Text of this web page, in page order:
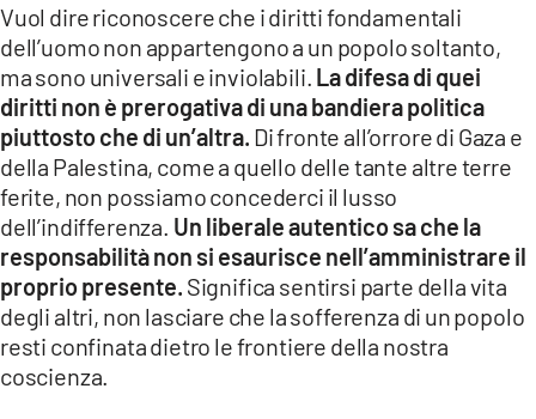
LACAPITALENEWS.IT
App
ANDROID
APPLE
Vuol dire riconoscere che i diritti fondamentali
dell’uomo non appartengono a un popolo soltanto,
ma sono universali e inviolabili. La difesa di quei
diritti non è prerogativa di una bandiera politica
piuttosto che di un’altra. Di fronte all’orrore di Gaza e
della Palestina, come a quello delle tante altre terre
ferite, non possiamo concederci il lusso
dell’indifferenza. Un liberale autentico sa che la
responsabilità non si esaurisce nell’amministrare il
proprio presente. Significa sentirsi parte della vita
degli altri, non lasciare che la sofferenza di un popolo
resti confinata dietro le frontiere della nostra
coscienza.